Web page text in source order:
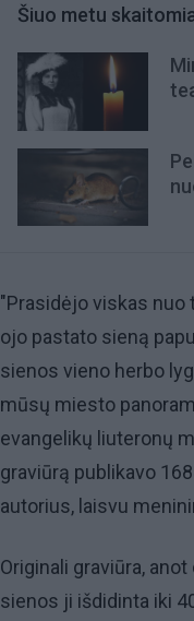
Šiuo metu
"Prasidėjo viskas nuo
ojo pastato sieną
sienos vieno herbo
mūsų miesto
evangelikų liuteronų
graviūrą publikavo
autorius, laisvu
Originali graviūra,
sienos ji išdidinta iki